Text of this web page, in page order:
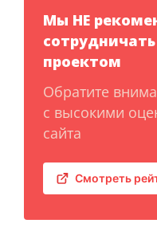
Мы НЕ
проектом
Обратите
с высокими
сайта
Смотреть